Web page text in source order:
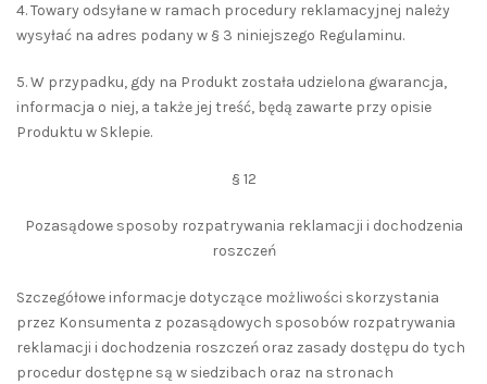
4. Towary odsyłane w ramach procedury reklamacyjnej należy
wysyłać na adres podany w § 3 niniejszego Regulaminu.
5. W przypadku, gdy na Produkt została udzielona gwarancja,
informacja o niej, a także jej treść, będą zawarte przy opisie
Produktu w Sklepie.
§ 12
Pozasądowe sposoby rozpatrywania reklamacji i dochodzenia
roszczeń
Szczegółowe informacje dotyczące możliwości skorzystania
przez Konsumenta z pozasądowych sposobów rozpatrywania
reklamacji i dochodzenia roszczeń oraz zasady dostępu do tych
procedur dostępne są w siedzibach oraz na stronach